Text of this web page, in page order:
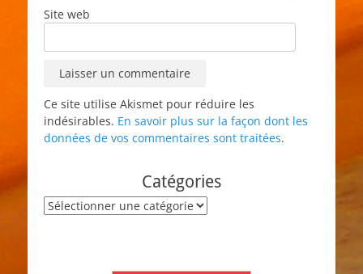
Site web
Ce site utilise Akismet pour réduire les
indésirables. En savoir plus sur la façon dont les
données de vos commentaires sont traitées.
Catégories
Catégories